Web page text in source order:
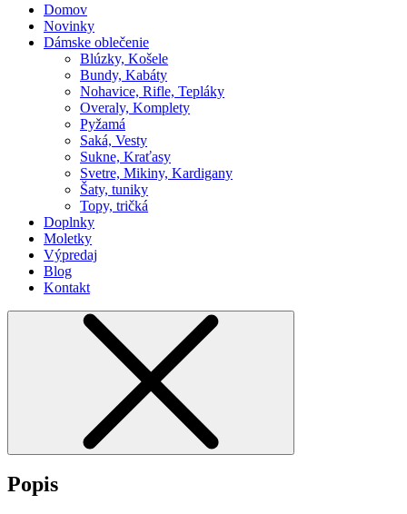
Domov
Novinky
Dámske oblečenie
Blúzky, Košele
Bundy, Kabáty
Nohavice, Rifle, Tepláky
Overaly, Komplety
Pyžamá
Saká, Vesty
Sukne, Kraťasy
Svetre, Mikiny, Kardigany
Šaty, tuniky
Topy, tričká
Doplnky
Moletky
Výpredaj
Blog
Kontakt
Popis